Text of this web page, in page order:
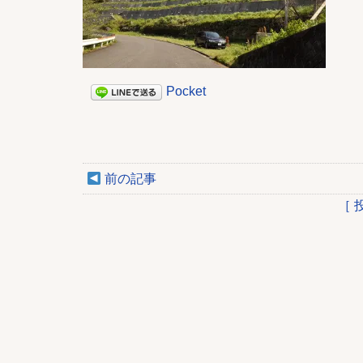
Pocket
前の記事
［